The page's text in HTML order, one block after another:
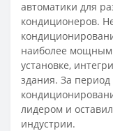
автоматики для
кондиционеров.
наиболее
установке,
здания. За
лидером и
индустрии.